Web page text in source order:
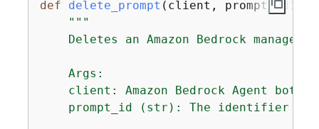
def delete_prompt ( client, prompt_id
"""
Deletes an Amazon Bedrock managed
    Args:
client: Amazon Bedrock Agent boto3
prompt_id (str): The identifier of